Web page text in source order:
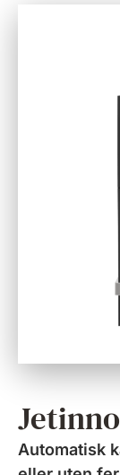
Automatisk